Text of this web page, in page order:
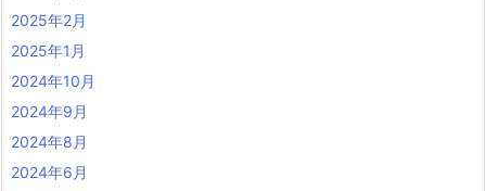
2025年2月
2025年1月
2024年10月
2024年9月
2024年8月
2024年6月